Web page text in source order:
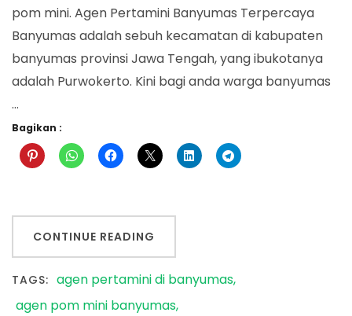
pom mini. Agen Pertamini Banyumas Terpercaya
Banyumas adalah sebuh kecamatan di kabupaten
banyumas provinsi Jawa Tengah, yang ibukotanya
adalah Purwokerto. Kini bagi anda warga banyumas
…
Bagikan :
CONTINUE READING
TAGS: agen pertamini di banyumas
agen pom mini banyumas